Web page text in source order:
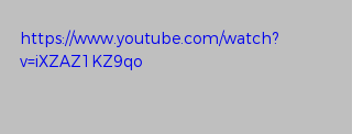
https://www.youtube.com/watch?
v=iXZAZ1KZ9qo